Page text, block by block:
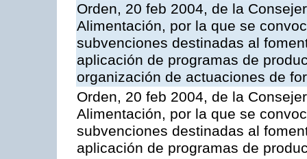
Orden, 20 feb 2004, de la
Alimentación, por la que se
subvenciones destinadas al
aplicación de programas de
organización de actuaciones de
Orden, 20 feb 2004, de la
Alimentación, por la que se
subvenciones destinadas al
aplicación de programas de